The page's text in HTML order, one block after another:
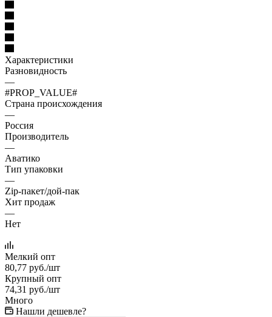
Характеристики
Разновидность
—
#PROP_VALUE#
Страна происхождения
—
Россия
Производитель
—
Аватико
Тип упаковки
—
Zip-пакет/дой-пак
Хит продаж
—
Нет
Мелкий опт
80,77 руб./шт
Крупный опт
74,31 руб./шт
Много
Нашли дешевле?